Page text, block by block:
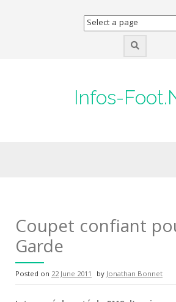
Infos-
Coupet confiant
Garde
Posted on 22 June 2011 byJonathan Bonnet